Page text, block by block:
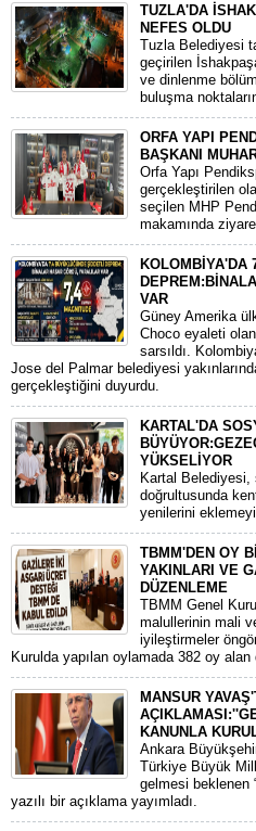
TUZLA'DA
NEFES OLDU
Tuzla Belediyesi
geçirilen
ve dinlenme
buluşma
ORFA YAPI
BAŞKANI
Orfa Yapı
gerçekleştirilen
seçilen MHP
makamında
KOLOMBİYA'DA
VAR
​Güney Amerika
Choco eyaleti
sarsıldı.
Jose del Palmar belediyesi
gerçekleştiğini duyurdu.
KARTAL'DA
YÜKSELİYOR
Kartal Belediyesi,
doğrultusunda
yenilerini
TBMM'DEN OY
YAKINLARI VE
DÜZENLEME
​TBMM Genel
malullerinin mali
iyileştirmeler
Kurulda yapılan oylamada 382 oy
MANSUR
KANUNLA
​Ankara
Türkiye Büyük
gelmesi beklenen
yazılı bir açıklama yayımladı.